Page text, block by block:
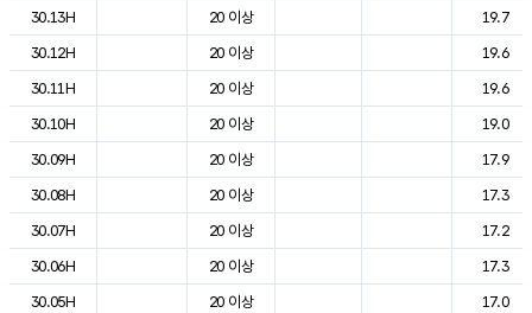
30.13H
20 이상
19.7
30.12H
20 이상
19.6
30.11H
20 이상
19.6
30.10H
20 이상
19.0
30.09H
20 이상
17.9
30.08H
20 이상
17.3
30.07H
20 이상
17.2
30.06H
20 이상
17.3
30.05H
20 이상
17.0